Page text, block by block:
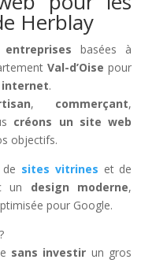
Herblay
entreprises basées à
Val-d’Oise pour
internet.
, commerçant,
créons un site web
objectifs.
sites vitrines et de
un design moderne,
pour Google.
sans investir un gros